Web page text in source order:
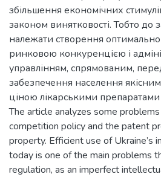
збільшення економічних
законом винятковості. Тобто
належати створення
ринковою конкуренцією і
управлінням, спрямованим,
забезпечення населення
ціною лікарськими препаратами
The article analyzes some
competition policy and the patent
property. Efficient use of Ukraine’s
today is one of the main problems
regulation, as an imperfect